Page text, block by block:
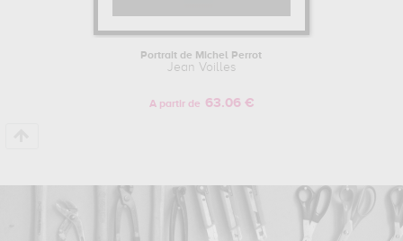
Portrait de Michel Perrot
Jean Voilles
A partir de 63.06 €